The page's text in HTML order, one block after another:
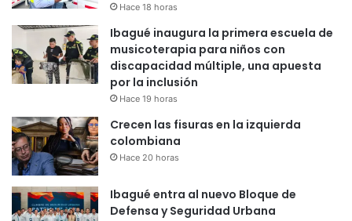
Hace 18 horas
Ibagué inaugura la primera escuela de
musicoterapia para niños con
discapacidad múltiple, una apuesta
por la inclusión
Hace 19 horas
Crecen las fisuras en la izquierda
colombiana
Hace 20 horas
Ibagué entra al nuevo Bloque de
Defensa y Seguridad Urbana